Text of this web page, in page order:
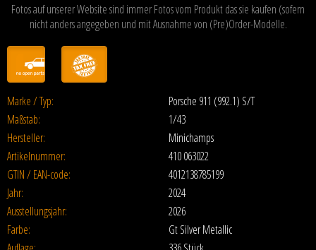
Fotos auf unserer Website sind immer Fotos vom Produkt das sie kaufen (sofern
nicht anders angegeben und mit Ausnahme von (Pre)Order-Modelle.
Marke / Typ:
Porsche 911 (992.1) S/T
Maßstab:
1/43
Hersteller:
Minichamps
Artikelnummer:
410 063022
GTIN / EAN-code:
4012138785199
Jahr:
2024
Ausstellungsjahr:
2026
Farbe:
Gt Silver Metallic